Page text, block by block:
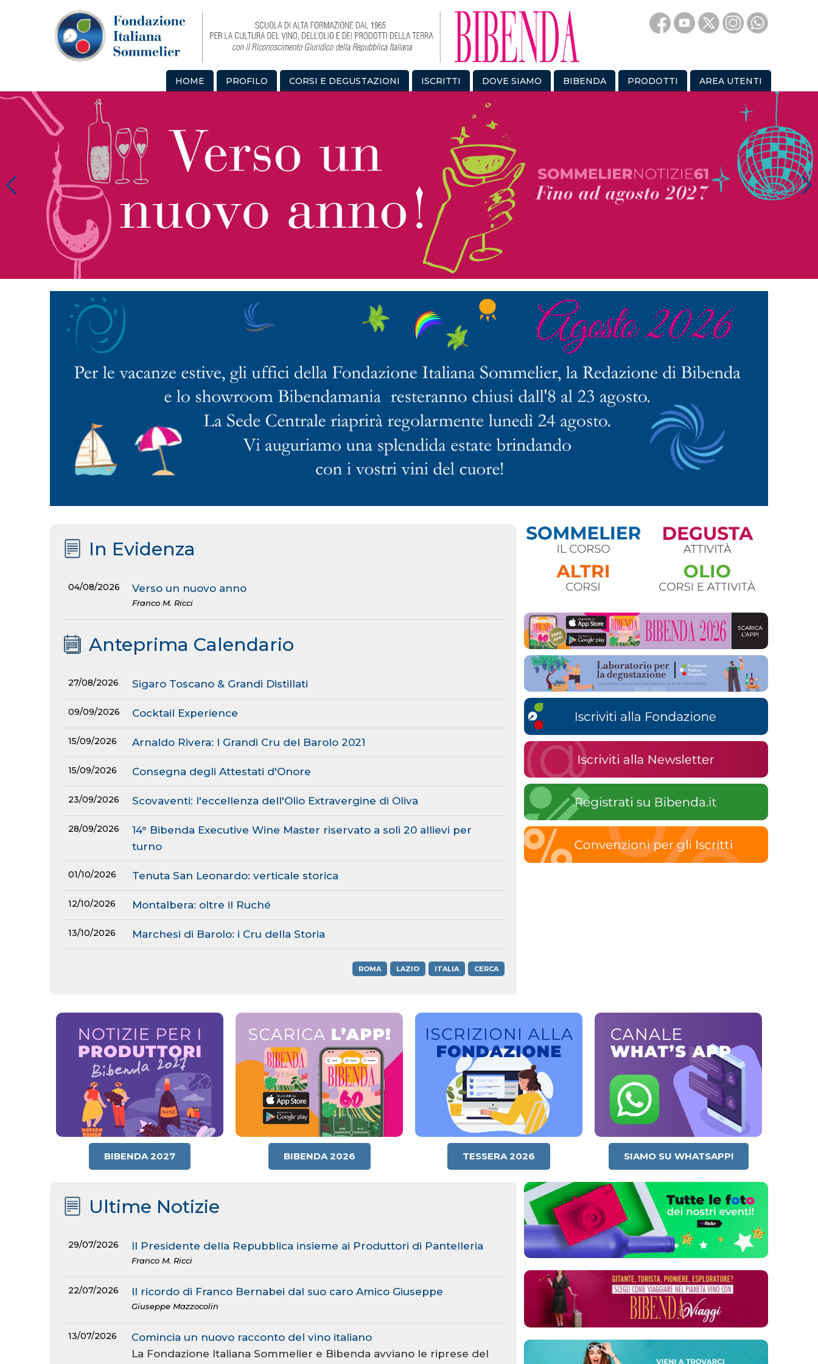
HOME PROFILO CORSI E DEGUSTAZIONI ISCRITTI DOVE SIAMO BIBENDA PRODOTTI AREA UTENTI
In Evidenza
04/08/2026 Verso un nuovo anno
Franco M. Ricci
Anteprima Calendario
27/08/2026 Sigaro Toscano & Grandi Distillati
09/09/2026 Cocktail Experience
15/09/2026 Arnaldo Rivera: I Grandi Cru del Barolo 2021
15/09/2026 Consegna degli Attestati d'Onore
23/09/2026 Scovaventi: l'eccellenza dell'Olio Extravergine di Oliva
28/09/2026
14° Bibenda Executive Wine Master riservato a soli 20 allievi per
turno
01/10/2026 Tenuta San Leonardo: verticale storica
12/10/2026 Montalbera: oltre il Ruché
13/10/2026 Marchesi di Barolo: i Cru della Storia
ROMA LAZIO ITALIA CERCA
BIBENDA 2027 BIBENDA 2026 TESSERA 2026 SIAMO SU WHATSAPP!
Ultime Notizie
29/07/2026 Il Presidente della Repubblica insieme ai Produttori di Pantelleria
Franco M. Ricci
22/07/2026 Il ricordo di Franco Bernabei dal suo caro Amico Giuseppe
Giuseppe Mazzocolin
13/07/2026
Comincia un nuovo racconto del vino italiano
La Fondazione Italiana Sommelier e Bibenda avviano le riprese del